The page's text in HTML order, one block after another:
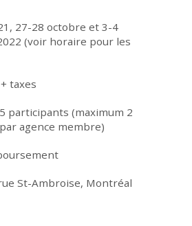
27-28 octobre et 3-4
(voir horaire pour les
taxes
participants (maximum 2
agence membre)
St-Ambroise, Montréal